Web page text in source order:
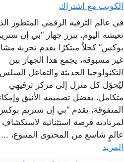
الكويت مع اشتراك
في عالم الترفيه الرقمي المتطور
تعيشه اليوم، يبرز جهاز “بي إن
بوكس” كحلاً مبتكرًا يقدم تجربة
غير مسبوقة، يجمع هذا الجهاز بين
التكنولوجيا الحديثة والتفاعل
ليُحوّل كل منزل إلى مركز ترفيهي
متكامل، بفضل تصميمه الأنيق
المتفوقة، يقدم “بي إن ستريم
لمرتاديه فرصة استثنائية لاستكشاف
عالمٍ شاسع من المحتوى المتنوع، ...
المزيد